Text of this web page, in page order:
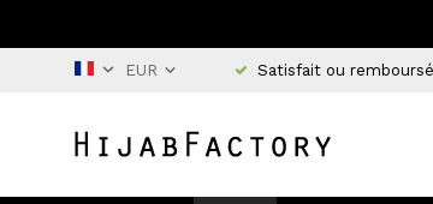
Satisfait ou